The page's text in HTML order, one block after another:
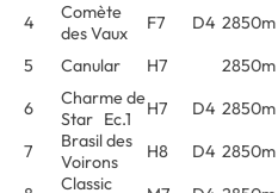
4
Comète
des Vaux
F7 D4 2850m
5
Canular H7 2850m
6
Charme de
Star Ec.1
H7 D4 2850m
7
Brasil des
Voirons
H8 D4 2850m
Classic